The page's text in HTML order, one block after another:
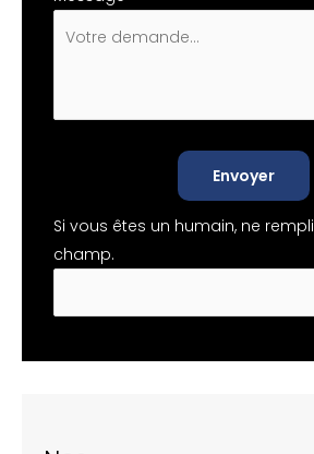
Envoyer
Si vous êtes un humain, ne
champ.